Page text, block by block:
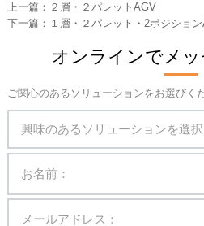
上一篇： ２層・２パレットAGV
下一篇： １層・２パレット・2ポジショ
オンラインでメ
ご関心のあるソリューションをお選びく
興味のあるソリューションを選